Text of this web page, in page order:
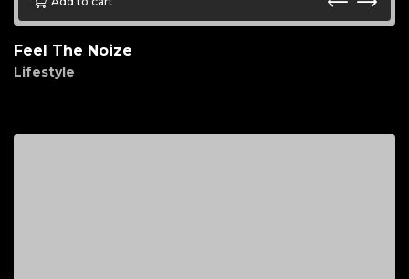
Feel The Noize
Lifestyle